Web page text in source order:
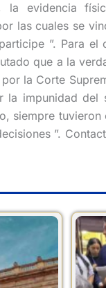
la evidencia
las cuales se
”. Para el
que a la
la Corte
impunidad del
siempre
”.